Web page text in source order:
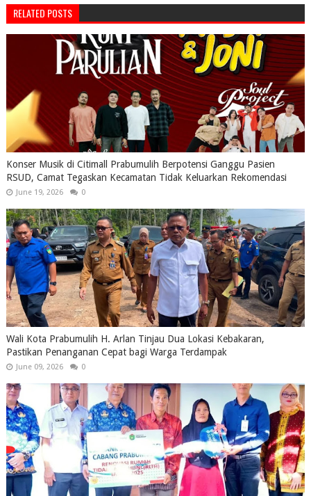
RELATED POSTS
Konser Musik di Citimall Prabumulih Berpotensi Ganggu Pasien
RSUD, Camat Tegaskan Kecamatan Tidak Keluarkan Rekomendasi
June 19, 2026 0
Wali Kota Prabumulih H. Arlan Tinjau Dua Lokasi Kebakaran,
Pastikan Penanganan Cepat bagi Warga Terdampak
June 09, 2026 0